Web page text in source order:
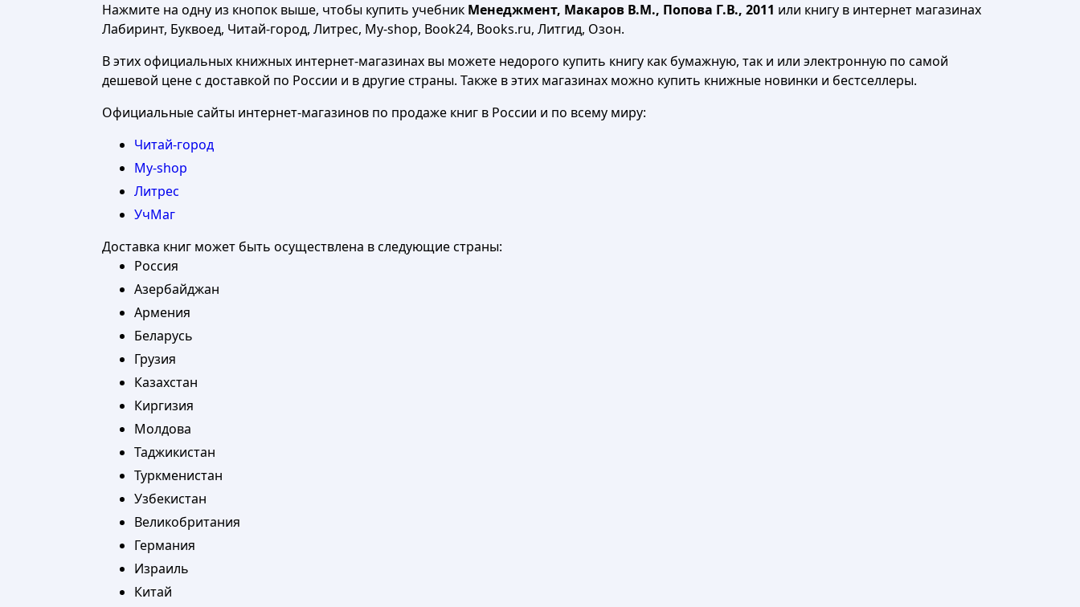
Нажмите на одну из кнопок выше, чтобы купить учебник Менеджмент, Макаров В.М., Попова Г.В., 2011 или книгу в интернет магазинах
Лабиринт, Буквоед, Читай-город, Литрес, My-shop, Book24, Books.ru, Литгид, Озон.
В этих официальных книжных интернет-магазинах вы можете недорого купить книгу как бумажную, так и или электронную по самой
дешевой цене с доставкой по России и в другие страны. Также в этих магазинах можно купить книжные новинки и бестселлеры.
Официальные сайты интернет-магазинов по продаже книг в России и по всему миру:
Читай-город
My-shop
Литрес
УчМаг
Доставка книг может быть осуществлена в следующие страны:
Россия
Азербайджан
Армения
Беларусь
Грузия
Казахстан
Киргизия
Молдова
Таджикистан
Туркменистан
Узбекистан
Великобритания
Германия
Израиль
Китай